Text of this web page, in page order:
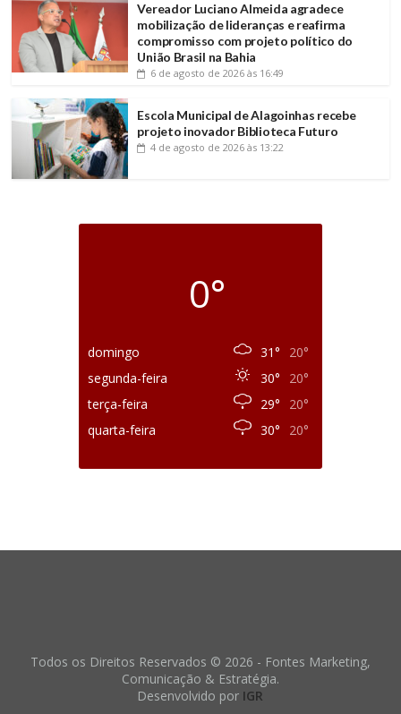
Vereador Luciano Almeida agradece
mobilização de lideranças e reafirma
compromisso com projeto político do
União Brasil na Bahia
6 de agosto de 2026 às 16:49
Escola Municipal de Alagoinhas recebe
projeto inovador Biblioteca Futuro
4 de agosto de 2026 às 13:22
0°
domingo 31°
20°
segunda-feira
30°
20°
terça-feira
29°
20°
quarta-feira
30° 20°
Todos os Direitos Reservados © 2026 - Fontes Marketing,
Comunicação & Estratégia.
Desenvolvido por IGR